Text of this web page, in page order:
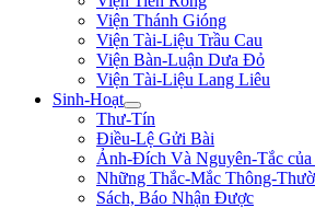
Viện Thánh Gióng
Viện Tài-Liệu Trầu Cau
Viện Bàn-Luận Dưa Đỏ
Viện Tài-Liệu Lang Liêu
Sinh-Hoạt
Thư-Tín
Điều-Lệ Gửi Bài
Ảnh-Đích Và Nguyên-Tắc
Những Thắc-Mắc Thông-
Sách, Báo Nhận Được